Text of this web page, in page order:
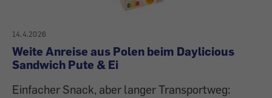
14.4.2026
Weite Anreise aus Polen beim Daylicious
Sandwich Pute & Ei
Einfacher Snack, aber langer Transportweg: